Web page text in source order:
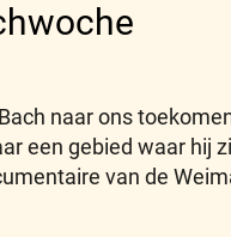
naar ons
een gebied waar hij
van de